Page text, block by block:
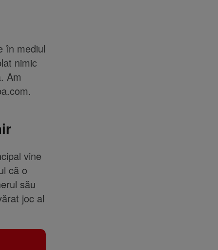
în mediul
nimic
Am
vine
că o
său
joc al